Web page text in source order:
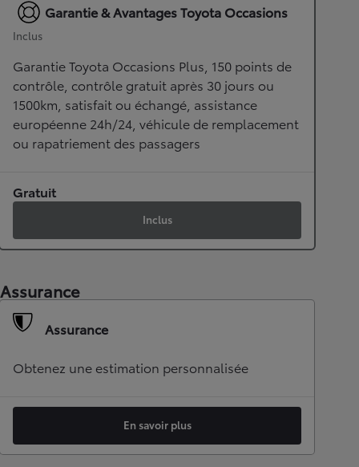
Garantie & Avantages Toyota Occasions
Inclus
Garantie Toyota Occasions Plus, 150 points de
contrôle, contrôle gratuit après 30 jours ou
1500km, satisfait ou échangé, assistance
européenne 24h/24, véhicule de remplacement
ou rapatriement des passagers
Gratuit
Inclus
Assurance
Assurance
Obtenez une estimation personnalisée
En savoir plus